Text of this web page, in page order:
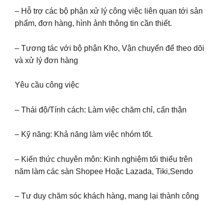
– Hỗ trợ các bộ phận xử lý công việc liên quan tới sản
phẩm, đơn hàng, hình ảnh thông tin cần thiết.
– Tương tác với bộ phận Kho, Vận chuyển để theo dõi
và xử lý đơn hàng
Yêu cầu công việc
– Thái độ/Tính cách: Làm việc chăm chỉ, cẩn thận
– Kỹ năng: Khả năng làm việc nhóm tốt.
– Kiến thức chuyên môn: Kinh nghiệm tối thiểu trên
năm làm các sàn Shopee Hoặc Lazada, Tiki,Sendo
– Tư duy chăm sóc khách hàng, mang lại thành công